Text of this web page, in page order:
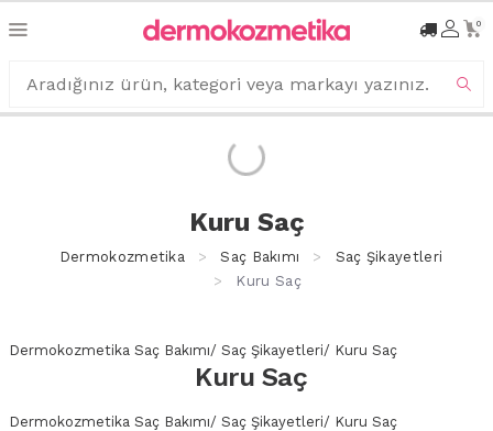
0
Kuru Saç
Dermokozmetika Saç Bakımı
Saç Şikayetleri
Kuru Saç
Dermokozmetika Saç Bakımı/ Saç Şikayetleri/ Kuru Saç
Kuru Saç
Dermokozmetika Saç Bakımı/ Saç Şikayetleri/ Kuru Saç